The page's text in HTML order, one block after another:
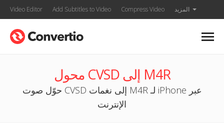
Video Editor Add Subtitles to Video Compress Video المزيد
محول CVSD إلى M4R
حوّل صوت CVSD إلى نغمات M4R لـ iPhone عبر
الإنترنت